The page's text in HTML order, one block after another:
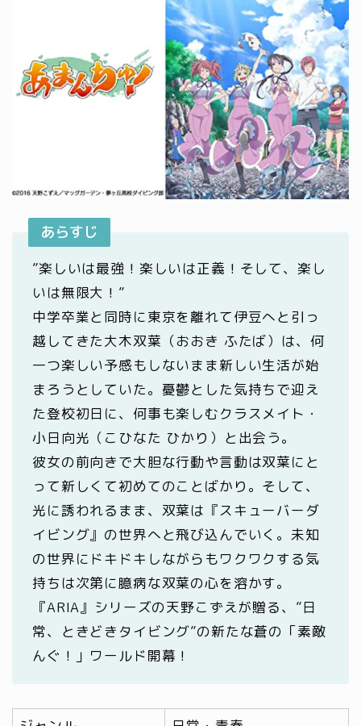
あらすじ
”楽しいは最強！楽しいは正義！そして、楽し
いは無限大！”
中学卒業と同時に東京を離れて伊豆へと引っ
越してきた大木双葉（おおき ふたば）は、何
一つ楽しい予感もしないまま新しい生活が始
まろうとしていた。憂鬱とした気持ちで迎え
た登校初日に、何事も楽しむクラスメイト・
小日向光（こひなた ひかり）と出会う。
彼女の前向きで大胆な行動や言動は双葉にと
って新しくて初めてのことばかり。そして、
光に誘われるまま、双葉は『スキューバーダ
イビング』の世界へと飛び込んでいく。未知
の世界にドキドキしながらもワクワクする気
持ちは次第に臆病な双葉の心を溶かす。
『ARIA』シリーズの天野こずえが贈る、”日
常、ときどきタイビング”の新たな蒼の「素敵
んぐ！」ワールド開幕！